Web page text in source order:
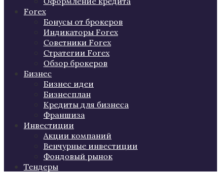
Forex
Бонусы от брокеров
Индикаторы Forex
Советники Forex
Стратегии Forex
Обзор брокеров
Бизнес
Бизнес идеи
Бизнесплан
Кредиты для бизнеса
Франшиза
Инвестиции
Акции компаний
Венчурные инвестиции
Фондовый рынок
Тендеры